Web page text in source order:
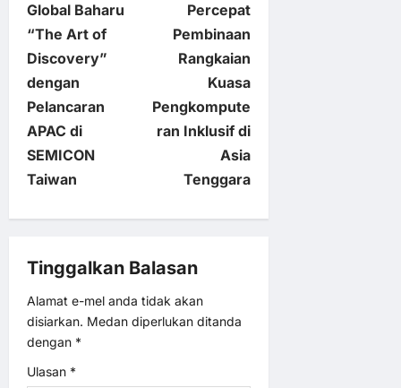
t
n
a
v
i
g
a
t
i
o
Global Baharu
“The Art of
Discovery”
dengan
Pelancaran
APAC di
SEMICON
Taiwan
Percepat
Pembinaan
Rangkaian
Kuasa
Pengkompute
ran Inklusif di
Asia
Tenggara
Tinggalkan Balasan
Alamat e-mel anda tidak akan
disiarkan. Medan diperlukan ditanda
dengan *
Ulasan *